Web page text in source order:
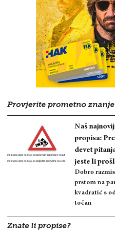
Provjerite prometno znanje
Naš
propisa:
devet
jeste li
Dobro
prstom na
kvadratić s
točan
Znate li propise?